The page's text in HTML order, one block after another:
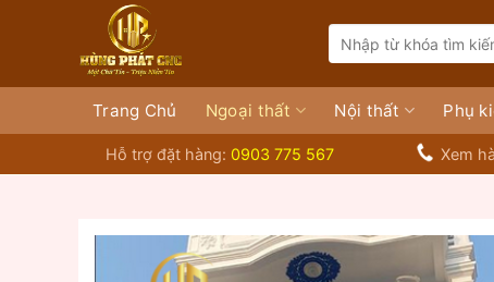
dung
for:
Trang Chủ Ngoại thất Nội thất Phụ
Hỗ trợ đặt hàng: 0903 775 567 Xem